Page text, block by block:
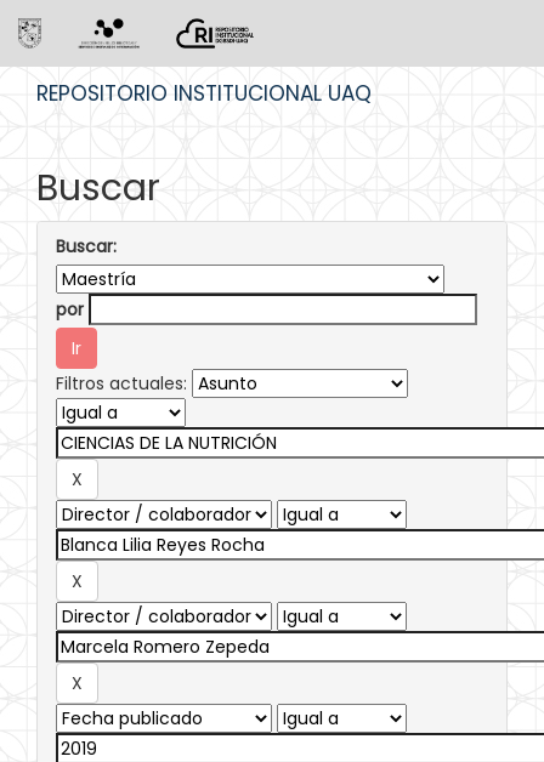
REPOSITORIO INSTITUCIONAL UAQ
Buscar
Buscar:
por
Filtros actuales: